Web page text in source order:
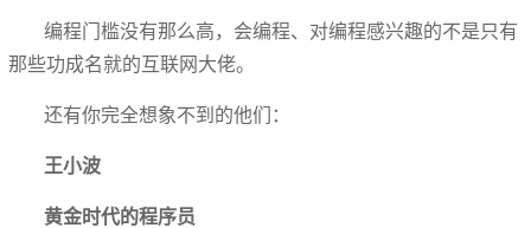
编程门槛没有那么高，会编程、对编程感兴趣的不是只有
那些功成名就的互联网大佬。
还有你完全想象不到的他们：
王小波
黄金时代的程序员